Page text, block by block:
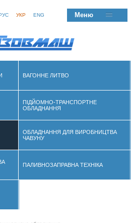
УКР ENG Меню
ВАГОННЕ ЛИТВО
ПІДЙОМНО-ТРАНСПОРТНЕ
ОБЛАДНАННЯ
ОБЛАДНАННЯ ДЛЯ ВИРОБНИЦТВА
ЧАВУНУ
ПАЛИВНОЗАПРАВНА ТЕХНІКА